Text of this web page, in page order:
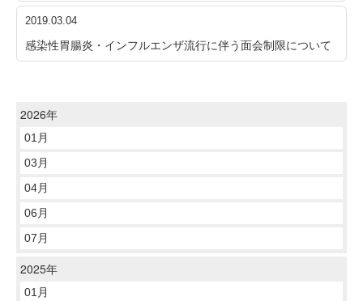
2019.03.04
感染性胃腸炎・インフルエンザ流行に伴う面会制限について
2026年
01月
03月
04月
06月
07月
2025年
01月